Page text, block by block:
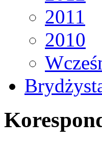
2011
2010